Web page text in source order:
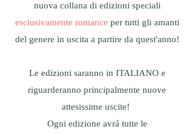
nuova collana di edizioni speciali
esclusivamente romance per tutti gli amanti
del genere in uscita a partire da quest'anno!
Le edizioni saranno in ITALIANO e
riguarderanno principalmente nuove
attesissime uscite!
Ogni edizione avrá tutte le